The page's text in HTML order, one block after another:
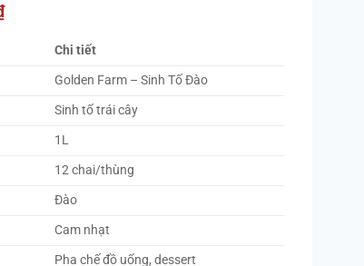
Chi tiết
Golden Farm – Sinh Tố Đào
Sinh tố trái cây
1L
12 chai/thùng
Đào
Cam nhạt
Pha chế đồ uống, dessert